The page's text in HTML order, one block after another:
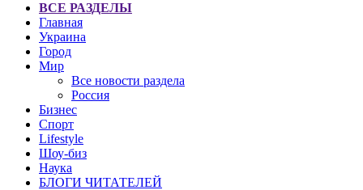
ВСЕ РАЗДЕЛЫ
Главная
Украина
Город
Мир
Все новости раздела
Россия
Бизнес
Спорт
Lifestyle
Шоу-биз
Наука
БЛОГИ ЧИТАТЕЛЕЙ